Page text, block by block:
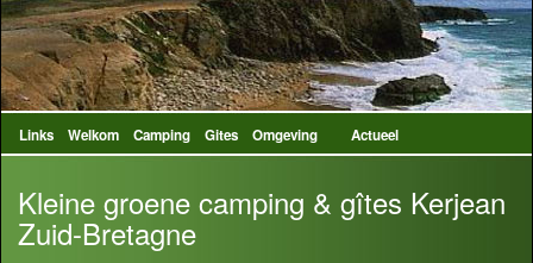
Links Welkom Camping Gites Omgeving Actueel
Kleine groene camping & gîtes Kerjean
Zuid-Bretagne